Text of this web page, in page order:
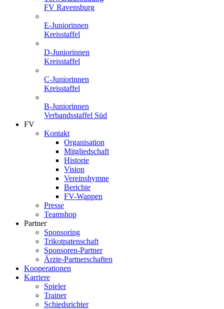
FV Ravensburg
E-Juniorinnen
Kreisstaffel
D-Juniorinnen
Kreisstaffel
C-Juniorinnen
Kreisstaffel
B-Juniorinnen
Verbandsstaffel Süd
FV
Kontakt
Organisation
Mitgliedschaft
Historie
Vision
Vereinshymne
Berichte
FV-Wappen
Presse
Teamshop
Partner
Sponsoring
Trikotpatenschaft
Sponsoren-Partner
Ärzte-Partnerschaften
Kooperationen
Karriere
Spieler
Trainer
Schiedsrichter